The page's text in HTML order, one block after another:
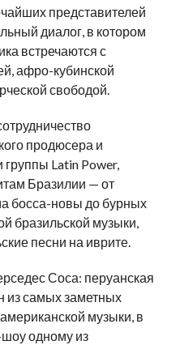
представителей
диалог, в котором
встречаются с
афро-кубинской
свободой.
продюсера и
Latin Power,
Бразилии — от
босса-новы до бурных
бразильской музыки,
песни на иврите.
Соса: перуанская
из самых заметных
музыки, в
одному из